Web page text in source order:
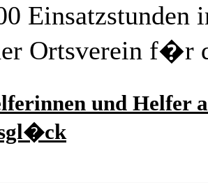
Ortsverein f�r
und Helfer